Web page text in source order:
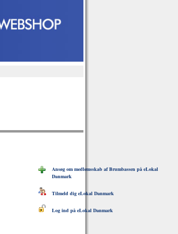
Ansøg om medlemsskab af Brumbassen på eLokal
Danmark
Tilmeld dig eLokal Danmark
Log ind på eLokal Danmark